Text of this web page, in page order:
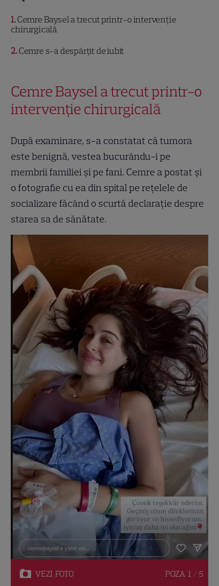
1 Cemre Baysel a trecut printr-o intervenție
chirurgicală
2 Cemre s-a despărțit de iubit
Cemre Baysel a trecut printr-o
intervenție chirurgicală
După examinare, s-a constatat că tumora
este benignă, vestea bucurându-i pe
membrii familiei și pe fani. Cemre a postat și
o fotografie cu ea din spital pe rețelele de
socializare făcând o scurtă declarație despre
starea sa de sănătate.
VEZI FOTO POZA 1 / 5